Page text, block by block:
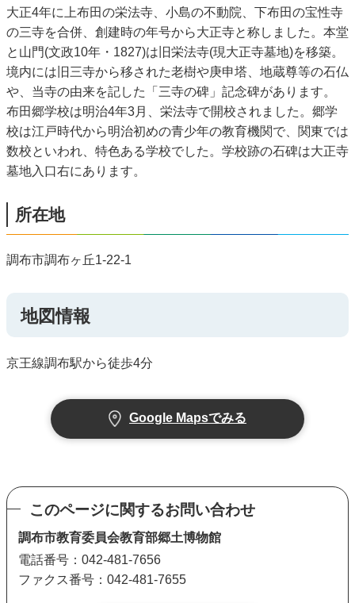
大正4年に上布田の栄法寺、小島の不動院、下布田の宝性寺
の三寺を合併、創建時の年号から大正寺と称しました。本堂
と山門(文政10年・1827)は旧栄法寺(現大正寺墓地)を移築。
境内には旧三寺から移された老樹や庚申塔、地蔵尊等の石仏
や、当寺の由来を記した「三寺の碑」記念碑があります。
布田郷学校は明治4年3月、栄法寺で開校されました。郷学
校は江戸時代から明治初めの青少年の教育機関で、関東では
数校といわれ、特色ある学校でした。学校跡の石碑は大正寺
墓地入口右にあります。
所在地
調布市調布ヶ丘1-22-1
地図情報
京王線調布駅から徒歩4分
Google Mapsでみる
このページに関するお問い合わせ
調布市教育委員会教育部郷土博物館
電話番号：042-481-7656
ファクス番号：042-481-7655